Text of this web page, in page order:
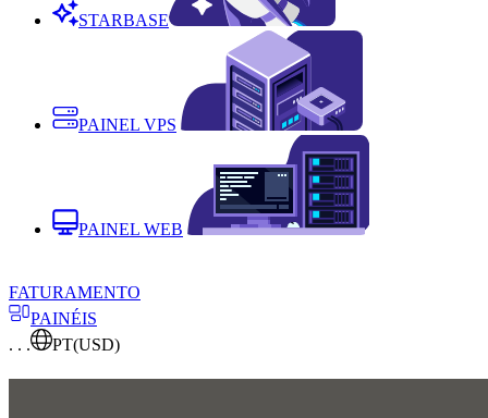
STARBASE
PAINEL VPS
PAINEL WEB
FATURAMENTO
PAINÉIS
. . .
PT(USD)